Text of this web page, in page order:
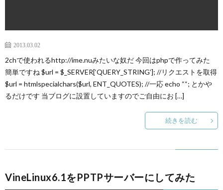
2013.03.02
2chで使われるhttp://ime.nuみたいな奴だ 今回はphpで作ってみた
簡単ですね $url = $_SERVER[‘QUERY_STRING’]; //リクエストを取得
$url = htmlspecialchars($url, ENT_QUOTES); //一応 echo ““; とかや
るだけです 当ブログに設置していますのでご自由にお […]
続きを読む
VineLinux6.1をPPTPサーバーにしてみた